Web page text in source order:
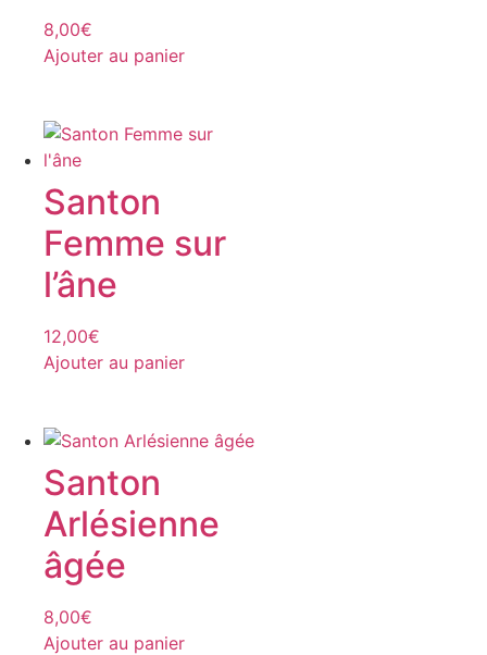
8,00€
Ajouter au panier
Santon
Femme sur
l’âne
12,00€
Ajouter au panier
Santon
Arlésienne
âgée
8,00€
Ajouter au panier